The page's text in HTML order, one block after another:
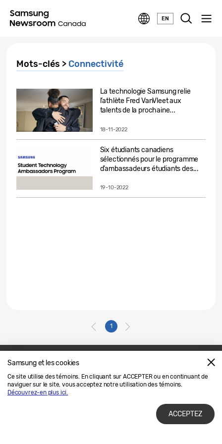
EN
Samsung et les cookies
Ce site utilise des témoins. En cliquant sur ACCEPTER ou en continuant de
naviguer sur le site, vous acceptez notre utilisation des témoins.
Découvrez-en plus ici.
ACCEPTEZ
Mots-clés > Connectivité
La technologie Samsung relie
l’athlète Fred VanVleet aux
talents de la prochaine...
18-11-2022
Six étudiants canadiens
sélectionnés pour le programme
d’ambassadeurs étudiants des...
19-10-2022
1
Nous joindre
SAMSUNG.COM
Avis Juridique
Confidentialité